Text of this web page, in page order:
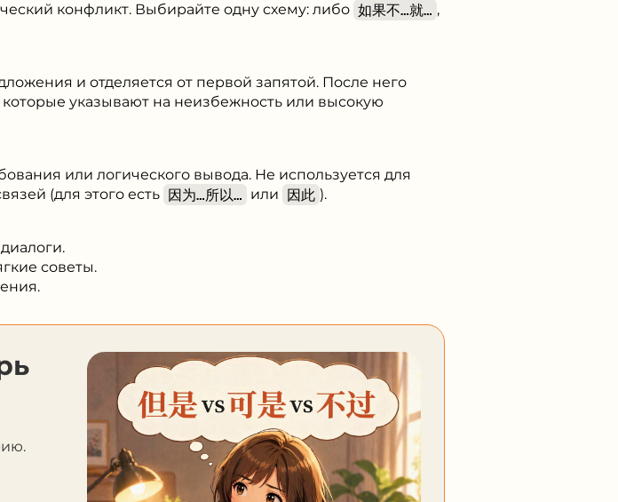
конфликт. Выбирайте одну схему: либо 如果不…就… ,
и отделяется от первой запятой. После него
которые указывают на неизбежность или высокую
или логического вывода. Не используется для
(для этого есть 因为…所以… или 因此 ).
советы.